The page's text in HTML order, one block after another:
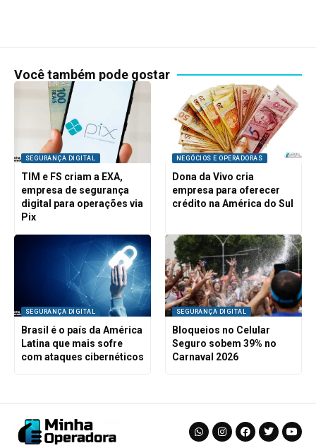
Você também pode gostar
SEGURANÇA DIGITAL
TIM e FS criam a EXA,
empresa de segurança
digital para operações via
Pix
NEGÓCIOS E OPERADORAS
Dona da Vivo cria
empresa para oferecer
crédito na América do Sul
SEGURANÇA DIGITAL
Brasil é o país da América
Latina que mais sofre
com ataques cibernéticos
SEGURANÇA DIGITAL
Bloqueios no Celular
Seguro sobem 39% no
Carnaval 2026